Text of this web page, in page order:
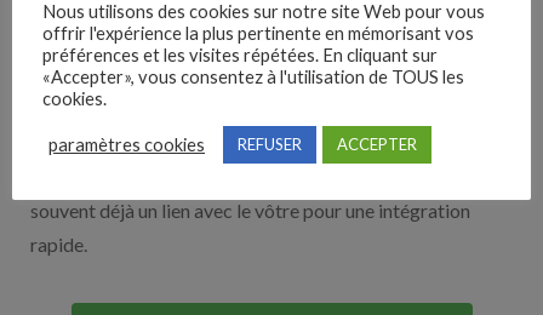
Nos solutions entreprises
Découvrez nos partenaires ! Moteurs de recherches,
multidiffuseurs, sites payant… nombreux sont nos
souvent déjà un lien avec le vôtre pour une intégration
rapide.
Nous utilisons des cookies sur notre site Web pour vous
offrir l'expérience la plus pertinente en mémorisant vos
préférences et les visites répétées. En cliquant sur
«Accepter», vous consentez à l'utilisation de TOUS les
cookies.
paramètres cookies REFUSER ACCEPTER